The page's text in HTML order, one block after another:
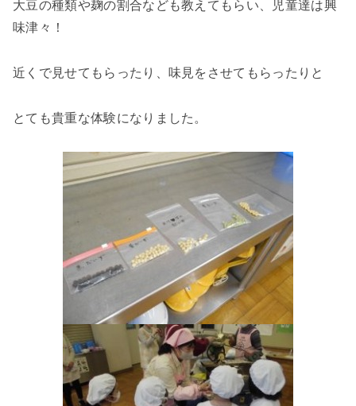
大豆の種類や麹の割合なども教えてもらい、児童達は興
味津々！
近くで見せてもらったり、味見をさせてもらったりと
とても貴重な体験になりました。